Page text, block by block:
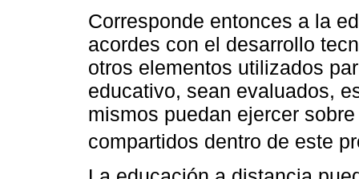
Corresponde entonces a la
acordes con el desarrollo
otros elementos utilizados
educativo, sean evaluados,
mismos puedan ejercer
compartidos dentro de este